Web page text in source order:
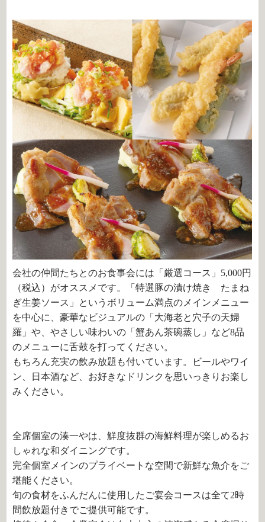
会社の仲間たちとのお食事会には「厳選コース」5,000円
（税込）がオススメです。「特選豚の漬け焼き たまね
ぎ生姜ソース」というボリューム満点のメインメニュー
を中心に、豪華なビジュアルの「大海老と穴子の天婦
羅」や、やさしい味わいの「蟹あん茶碗蒸し」など8品
のメニューに舌鼓を打ってください。
もちろん充実の飲み放題も付いています。ビールやワイ
ン、日本酒など、お好きなドリンクを思いっきりお楽し
みください。
全席個室の湊一やは、鮮度抜群の海鮮料理が楽しめるお
しゃれな和ダイニングです。
完全個室メインのプライベートな空間で新鮮な魚介をご
堪能ください。
旬の食材をふんだんに使用したご宴会コースは全て2時
間飲放題付きでご提供可能です。